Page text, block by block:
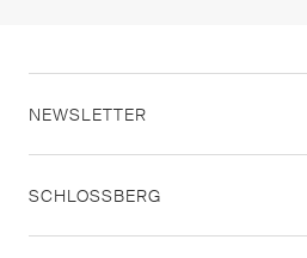
NEWSLETTER
SCHLOSSBERG